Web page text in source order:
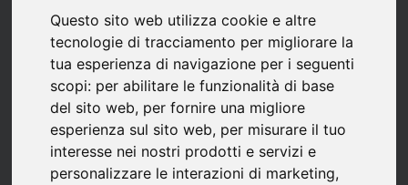
Questo sito web utilizza cookie e altre
tecnologie di tracciamento per migliorare la
tua esperienza di navigazione per i seguenti
scopi: per abilitare le funzionalità di base
del sito web, per fornire una migliore
esperienza sul sito web, per misurare il tuo
interesse nei nostri prodotti e servizi e
personalizzare le interazioni di marketing,
favorite Segui aggiornamenti
Di cosa scriviamo
ComunicazioneEconomia Information TechnologyMedia
Telecomunicazioni